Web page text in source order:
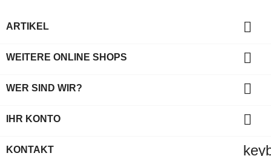
ARTIKEL 
WEITERE ONLINE SHOPS 
WER SIND WIR? 
IHR KONTO 
KONTAKT